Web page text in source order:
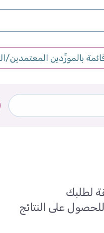
بالمورِّدين المعتمدين/
لطلبك
على النتائج